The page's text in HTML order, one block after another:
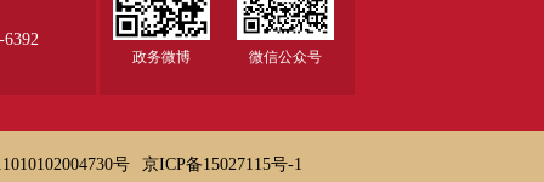
政务微博 微信公众号
号 京ICP备15027115号-1